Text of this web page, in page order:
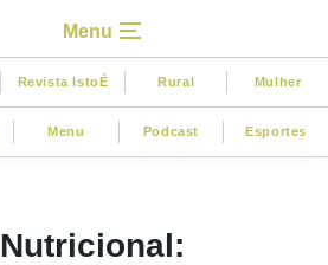
Menu
Revista IstoÉ Rural Mulher
Menu Podcast Esportes